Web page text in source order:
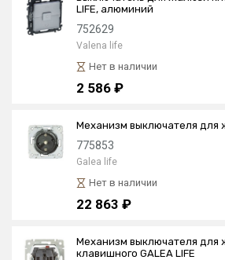
LIFE, алюминий
752629
Valena life
Нет в наличии
2 586 ₽
Механизм выключателя для
775853
Galea life
Нет в наличии
22 863 ₽
Механизм выключателя для
клавишного GALEA LIFE